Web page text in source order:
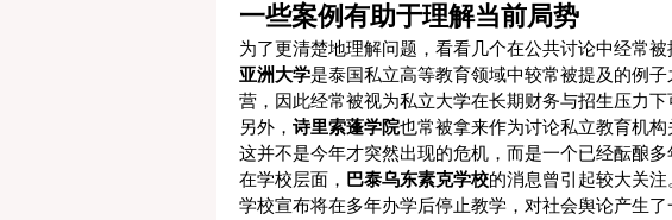
一些案例有助于理解当前局势
为了更清楚地理解问题，看看几个在公共讨论中经常被
亚洲大学是泰国私立高等教育领域中较常被提及的例
营，因此经常被视为私立大学在长期财务与招生压力下
另外， 诗里索蓬学院也常被拿来作为讨论私立教育机
这并不是今年才突然出现的危机，而是一个已经酝酿多
在学校层面， 巴泰乌东素克学校的消息曾引起较大关
学校宣布将在多年办学后停止教学，对社会舆论产生